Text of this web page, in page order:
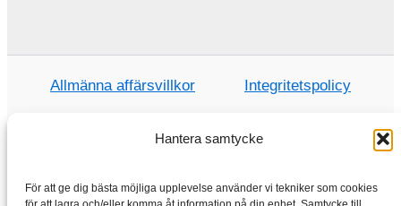
Hantera samtycke
För att ge dig bästa möjliga upplevelse använder vi tekniker som cookies
Allmänna affärsvillkor Integritetspolicy
Hem